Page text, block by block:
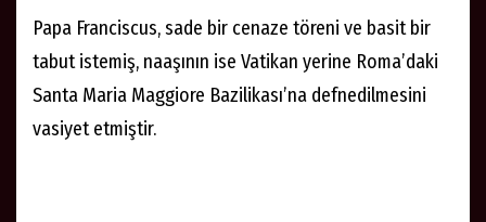
Papa Franciscus, sade bir cenaze töreni ve basit bir
tabut istemiş, naaşının ise Vatikan yerine Roma’daki
Santa Maria Maggiore Bazilikası’na defnedilmesini
vasiyet etmiştir.